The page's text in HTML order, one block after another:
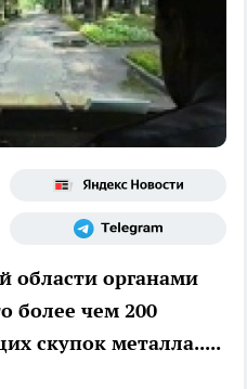
области органами
более чем 200
скупок металла.....